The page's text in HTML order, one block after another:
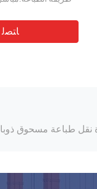
ﺎﺘﺼﻟ ﺍﻶﻧ